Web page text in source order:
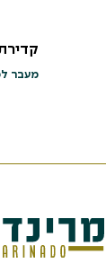
מעבר